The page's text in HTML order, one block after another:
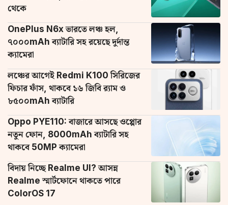
থেকে
OnePlus N6x ভারতে লঞ্চ হল,
৭০০০mAh ব্যাটারি সহ রয়েছে দুর্দান্ত
ক্যামেরা
লঞ্চের আগেই Redmi K100 সিরিজের
ফিচার ফাঁস, থাকবে ১৬ জিবি র‌্যাম ও
৮৫০০mAh ব্যাটারি
Oppo PYE110: বাজারে আসছে ওপ্পোর
নতুন ফোন, 8000mAh ব্যাটারি সহ
থাকবে 50MP ক্যামেরা
বিদায় নিচ্ছে Realme UI? আসন্ন
Realme স্মার্টফোনে থাকতে পারে
ColorOS 17